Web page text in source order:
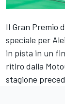
Il Gran Premio
speciale per
in pista in un
ritiro dalla
stagione